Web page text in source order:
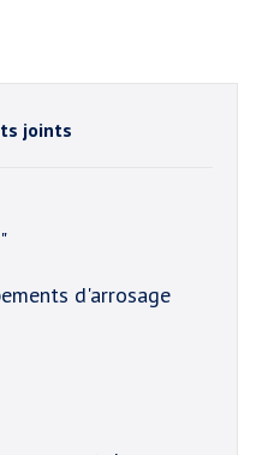
joints
d'arrosage